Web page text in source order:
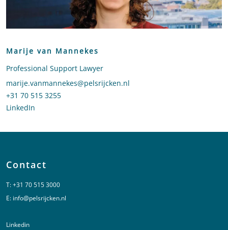
Marije van Mannekes
Professional Support Lawyer
Stuur een e-mail naar Marije van Mannekes
marije.vanmannekes@pelsrijcken.nl
Bel naar Marije van Mannekes
+31 70 515 3255
LinkedIn
Contact
T:+31 70 515 3000
E: info@pelsrijcken.nl
Linkedin